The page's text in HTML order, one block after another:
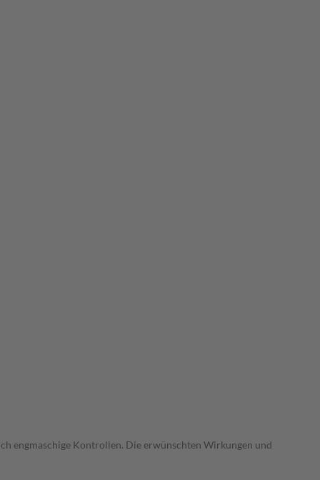
engmaschige Kontrollen. Die erwünschten Wirkungen und